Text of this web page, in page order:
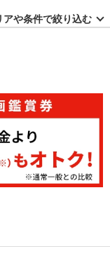
アや条件で絞り込む